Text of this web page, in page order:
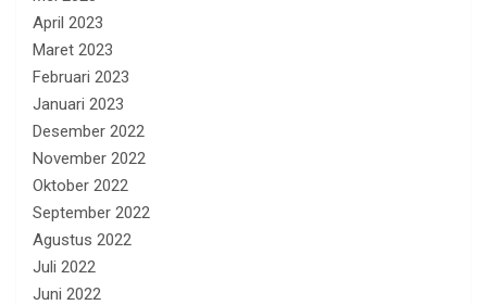
April 2023
Maret 2023
Februari 2023
Januari 2023
Desember 2022
November 2022
Oktober 2022
September 2022
Agustus 2022
Juli 2022
Juni 2022